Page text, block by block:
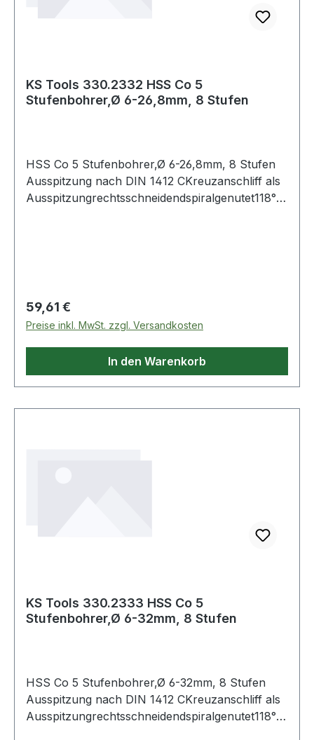
KS Tools 330.2332 HSS Co 5
Stufenbohrer,Ø 6-26,8mm, 8 Stufen
HSS Co 5 Stufenbohrer,Ø 6-26,8mm, 8 Stufen
Ausspitzung nach DIN 1412 CKreuzanschliff als
Ausspitzungrechtsschneidendspiralgenutet118°
geringe Schneidbelastung. Weitere Produkte im
Bereich HSS Co 5 Stufenbohrer,Ø 6-26,8mm, 8
Stuf
Regulärer Preis:
59,61 €
Preise inkl. MwSt. zzgl. Versandkosten
In den Warenkorb
KS Tools 330.2333 HSS Co 5
Stufenbohrer,Ø 6-32mm, 8 Stufen
HSS Co 5 Stufenbohrer,Ø 6-32mm, 8 Stufen
Ausspitzung nach DIN 1412 CKreuzanschliff als
Ausspitzungrechtsschneidendspiralgenutet118°